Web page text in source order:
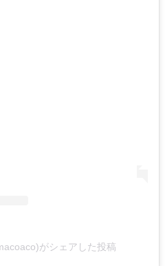
がシェアした投稿